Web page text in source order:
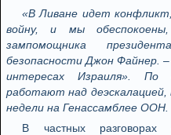
«В Ливане идет
войну, и мы
зампомощника
безопасности Джон Файнер.
интересах Израиля».
работают над деэскалацией,
недели на Генассамблее ООН.
В частных